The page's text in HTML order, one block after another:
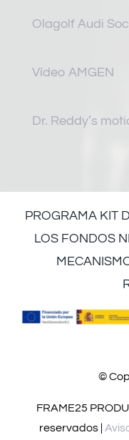
Olagolf Audi
Vídeo AMGEN
Dr. Reddy’s
PROGRAMA KIT
LOS FONDOS
©
FRAME25
reservados |